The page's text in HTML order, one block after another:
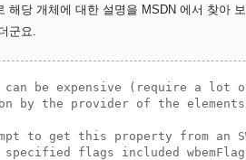
해당 개체에 대한 설명을 MSDN 에서 찾아
군요.
can be expensive (require a lot
by the provider of the
to get this property from an
specified flags included